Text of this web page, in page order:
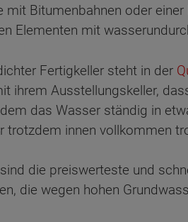
mit Bitumenbahnen oder
Elementen mit
Fertigkeller steht in der
ihrem Ausstellungskeller,
das Wasser ständig in
trotzdem innen vollkommen
die preiswerteste und
die wegen hohen